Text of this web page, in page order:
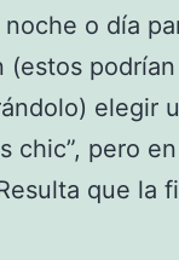
o día
(estos
elegir
chic”, pero
que la